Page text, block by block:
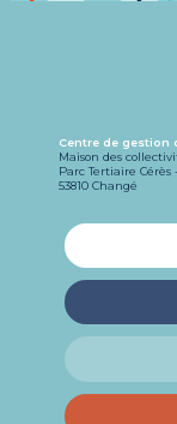
Centre de gestion
Maison des
Parc Tertiaire
53810 Changé